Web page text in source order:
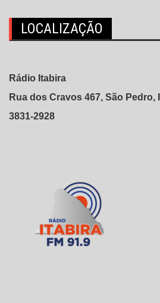
LOCALIZAÇÃO
Rádio Itabira
Rua dos Cravos 467, São Pedro,
3831-2928